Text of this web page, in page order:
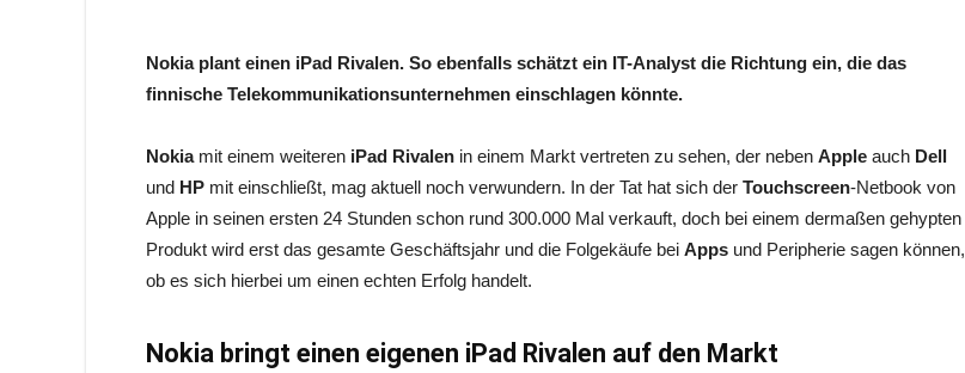
Nokia plant einen iPad Rivalen. So ebenfalls schätzt ein IT-Analyst die Richtung ein, die das
finnische Telekommunikationsunternehmen einschlagen könnte.
Nokiamit einem weiteren iPad Rivalen in einem Markt vertreten zu sehen, der neben Apple auch Dell
und HP mit einschließt, mag aktuell noch verwundern. In der Tat hat sich der Touchscreen-Netbook von
Apple in seinen ersten 24 Stunden schon rund 300.000 Mal verkauft, doch bei einem dermaßen gehypten
Produkt wird erst das gesamte Geschäftsjahr und die Folgekäufe bei Apps und Peripherie sagen können,
ob es sich hierbei um einen echten Erfolg handelt.
Nokia bringt einen eigenen iPad Rivalen auf den Markt